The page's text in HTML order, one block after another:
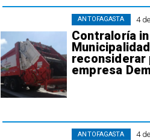
4
Contraloría
reconsiderar
empresa
ANTOFAGASTA
4
ANTOFAGASTA